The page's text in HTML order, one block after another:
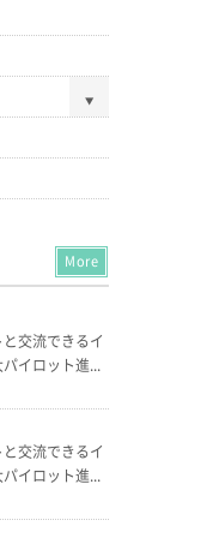
交流できるイ
イロット進...
交流できるイ
イロット進...
More